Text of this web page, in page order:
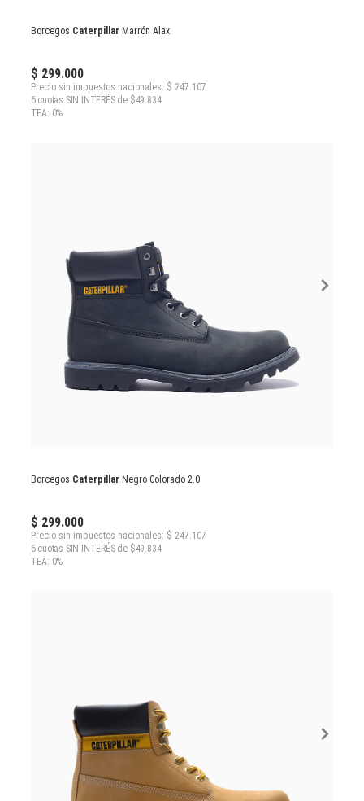
Borcegos Caterpillar Marrón Alax
$ 299.000
Precio sin impuestos nacionales: $ 247.107
6 cuotas SIN INTERÉS de $49.834
TEA: 0%
Borcegos Caterpillar Negro Colorado 2.0
$ 299.000
Precio sin impuestos nacionales: $ 247.107
6 cuotas SIN INTERÉS de $49.834
TEA: 0%